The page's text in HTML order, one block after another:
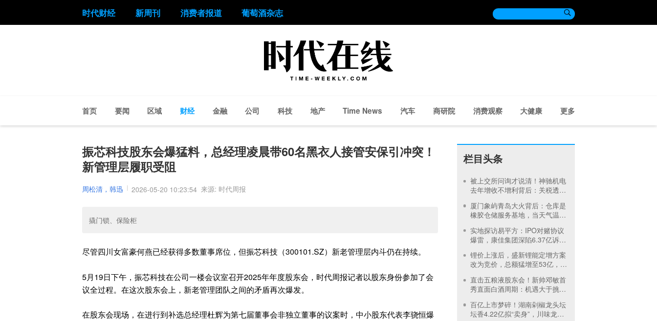
时代财经 新周刊 消费者报道 葡萄酒杂志 
首页 要闻 区域 财经 金融 公司 科技 地产 Time News 汽车 商研院 消费观察 大健康 更多
振芯科技股东会爆猛料，总经理凌晨带60名黑衣人接管安保引冲突！
新管理层履职受阻
周松清，韩迅 2026-05-20 10:23:54 来源: 时代周报
撬门锁、保险柜
尽管四川女富豪何燕已经获得多数董事席位，但振芯科技（300101.SZ）新老管理层内斗仍在持续。
5月19日下午，振芯科技在公司一楼会议室召开2025年年度股东会，时代周报记者以股东身份参加了会
议全过程。在这次股东会上，新老管理团队之间的矛盾再次爆发。
在股东会现场，在进行到补选总经理杜辉为第七届董事会非独立董事的议案时，中小股东代表李骁恒爆
栏目头条
被上交所问询才说清！神驰机电
去年增收不增利背后：关税透支
厦门象屿青岛大火背后：仓库是
橡胶仓储服务基地，当天气温未
理培训
实地探访易平方：IPO对赌协议
爆雷，康佳集团深陷6.37亿诉讼
锂价上涨后，盛新锂能定增方案
改为竞价，总额猛增至53亿，终
直击五粮液股东会！新帅邓敏首
秀直面白酒周期：机遇大于挑
百亿上市梦碎！湖南剁椒龙头坛
坛香4.22亿拟“卖身”，川味龙头